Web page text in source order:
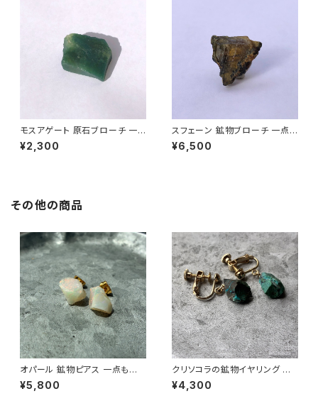
モスアゲート 原石ブローチ 一
点もの 鉱物 天然石 ハンドメイ
ド アクセサリー パワーストーン
¥2,300
スフェーン 鉱物ブローチ 一点も
の 原石 天然石 ハンドメイド ア
クセサリー パワーストーン (No.
¥6,500
その他の商品
オパール 鉱物ピアス 一点もの
原石 天然石 金属アレルギー対
応 ハンドメイド アクセサリー パ
¥5,800
クリソコラの鉱物イヤリング 一
点もの 原石 天然石 ハンドメイ
ド アクセサリー パワーストーン
¥4,300